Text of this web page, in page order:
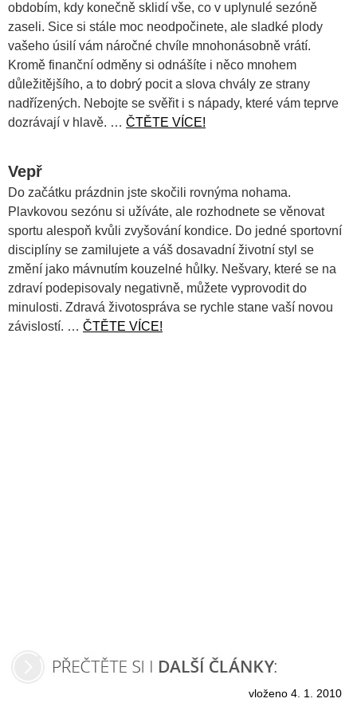
obdobím, kdy konečně sklidí vše, co v uplynulé sezóně
zaseli. Sice si stále moc neodpočinete, ale sladké plody
vašeho úsilí vám náročné chvíle mnohonásobně vrátí.
Kromě finanční odměny si odnášíte i něco mnohem
důležitějšího, a to dobrý pocit a slova chvály ze strany
nadřízených. Nebojte se svěřit i s nápady, které vám teprve
dozrávají v hlavě. … ČTĚTE VÍCE!
Vepř
Do začátku prázdnin jste skočili rovnýma nohama.
Plavkovou sezónu si užíváte, ale rozhodnete se věnovat
sportu alespoň kvůli zvyšování kondice. Do jedné sportovní
disciplíny se zamilujete a váš dosavadní životní styl se
změní jako mávnutím kouzelné hůlky. Nešvary, které se na
zdraví podepisovaly negativně, můžete vyprovodit do
minulosti. Zdravá životospráva se rychle stane vaší novou
závislostí. … ČTĚTE VÍCE!
vloženo 4. 1. 2010